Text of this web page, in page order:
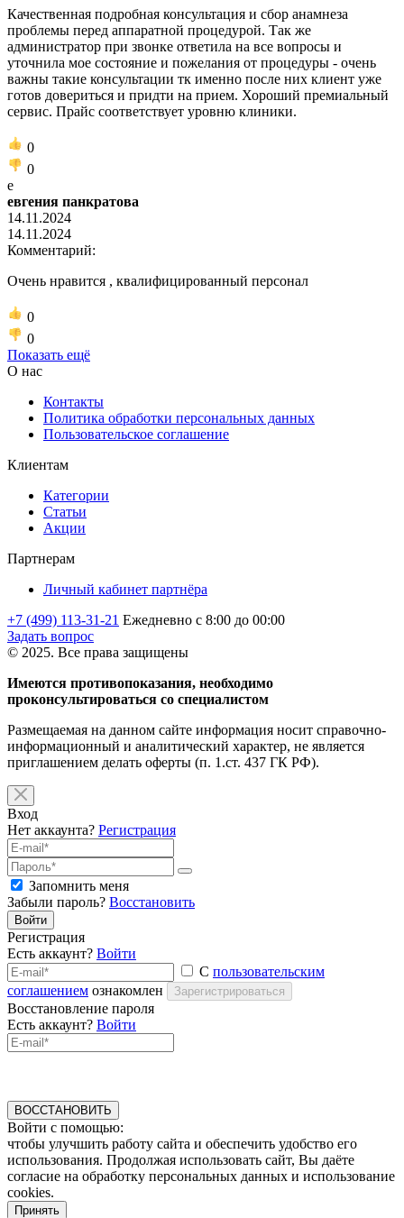
Качественная подробная консультация и сбор анамнеза
проблемы перед аппаратной процедурой. Так же
администратор при звонке ответила на все вопросы и
уточнила мое состояние и пожелания от процедуры - очень
важны такие консультации тк именно после них клиент уже
готов довериться и придти на прием. Хороший премиальный
сервис. Прайс соответствует уровню клиники.
0
0
е
евгения панкратова
14.11.2024
14.11.2024
Комментарий:
Очень нравится , квалифицированный персонал
0
0
Показать ещё
О нас
Контакты
Политика обработки персональных данных
Пользовательское соглашение
Клиентам
Категории
Статьи
Акции
Партнерам
Личный кабинет партнёра
+7 (499) 113-31-21 Ежедневно с 8:00 до 00:00
Задать вопрос
© 2025. Все права защищены
Имеются противопоказания, необходимо
проконсультироваться со специалистом
Размещаемая на данном сайте информация носит справочно-
информационный и аналитический характер, не является
приглашением делать оферты (п. 1.ст. 437 ГК РФ).
Вход
Нет аккаунта? Регистрация
Запомнить меня
Забыли пароль? Восстановить
Войти
Регистрация
Есть аккаунт? Войти
С пользовательским
соглашением ознакомлен Зарегистрироваться
Восстановление пароля
Есть аккаунт? Войти
ВОССТАНОВИТЬ
Войти с помощью:
чтобы улучшить работу сайта и обеспечить удобство его
использования. Продолжая использовать сайт, Вы даёте
согласие на обработку персональных данных и использование
cookies.
Принять